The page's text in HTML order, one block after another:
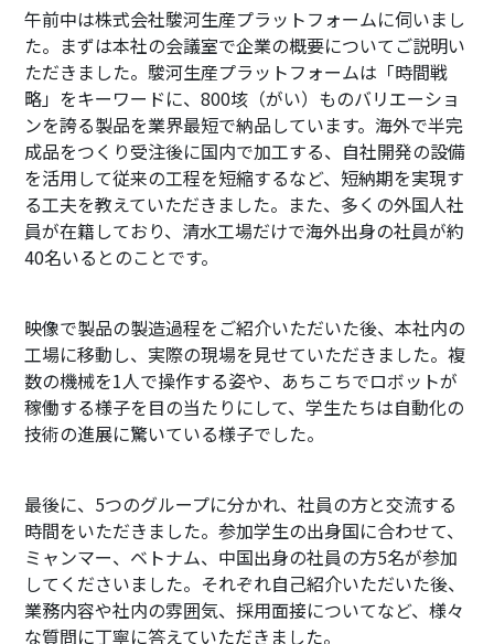
午前中は株式会社駿河生産プラットフォームに伺いまし
た。まずは本社の会議室で企業の概要についてご説明い
ただきました。駿河生産プラットフォームは「時間戦
略」をキーワードに、800垓（がい）ものバリエーショ
ンを誇る製品を業界最短で納品しています。海外で半完
成品をつくり受注後に国内で加工する、自社開発の設備
を活用して従来の工程を短縮するなど、短納期を実現す
る工夫を教えていただきました。また、多くの外国人社
員が在籍しており、清水工場だけで海外出身の社員が約
40名いるとのことです。
映像で製品の製造過程をご紹介いただいた後、本社内の
工場に移動し、実際の現場を見せていただきました。複
数の機械を1人で操作する姿や、あちこちでロボットが
稼働する様子を目の当たりにして、学生たちは自動化の
技術の進展に驚いている様子でした。
最後に、5つのグループに分かれ、社員の方と交流する
時間をいただきました。参加学生の出身国に合わせて、
ミャンマー、ベトナム、中国出身の社員の方5名が参加
してくださいました。それぞれ自己紹介いただいた後、
業務内容や社内の雰囲気、採用面接についてなど、様々
な質問に丁寧に答えていただきました。